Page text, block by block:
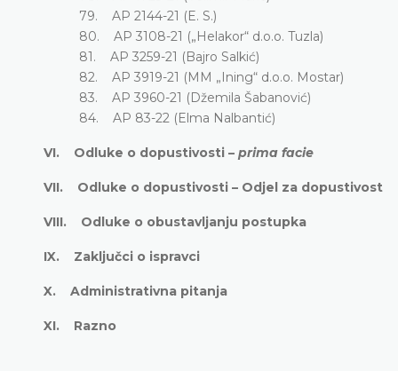
79. AP 2144-21 (E. S.)
80. AP 3108-21 („Helakor“ d.o.o. Tuzla)
81. AP 3259-21 (Bajro Salkić)
82. AP 3919-21 (MM „Ining“ d.o.o. Mostar)
83. AP 3960-21 (Džemila Šabanović)
84. AP 83-22 (Elma Nalbantić)
VI. Odluke o dopustivosti – prima facie
VII. Odluke o dopustivosti – Odjel za dopustivost
VIII. Odluke o obustavljanju postupka
IX. Zaključci o ispravci
X. Administrativna pitanja
XI. Razno